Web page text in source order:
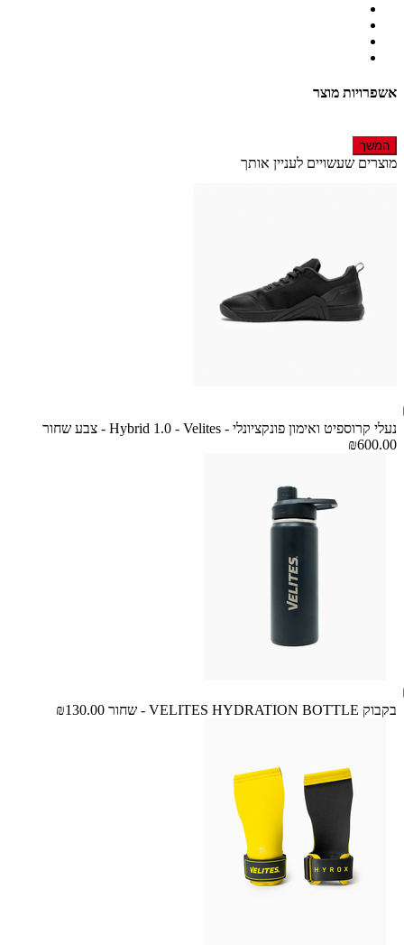
אשפרויות מוצר
המשך
מוצרים שעשויים לעניין אותך
נעלי קרוספיט ואימון פונקציונלי - Hybrid 1.0 - Velites - צבע שחור
₪600.00
בקבוק VELITES HYDRATION BOTTLE - שחור ₪130.00